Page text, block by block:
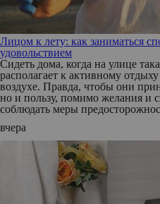
Лицом к лету: как заниматься
удовольствием
Сидеть дома, когда на улице
располагает к активному
воздухе. Правда, чтобы они
но и пользу, помимо желания и
соблюдать меры
вчера